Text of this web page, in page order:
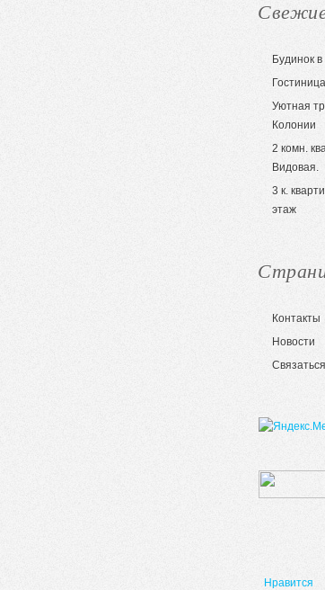
Будинок в
Уютная
Колонии
2 комн.
Видовая.
3 к.
этаж
Контакты
Новости
Нравится